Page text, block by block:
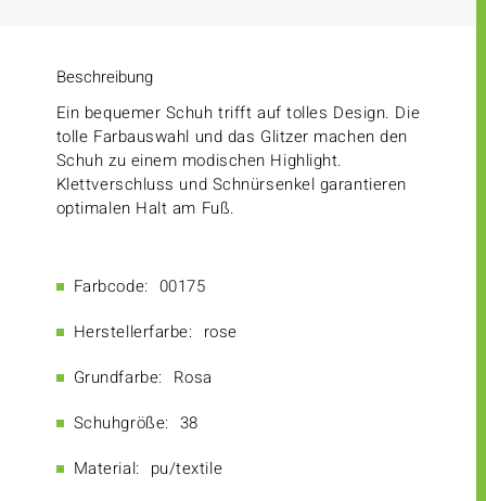
Beschreibung
Ein bequemer Schuh trifft auf tolles Design. Die
tolle Farbauswahl und das Glitzer machen den
Schuh zu einem modischen Highlight.
Klettverschluss und Schnürsenkel garantieren
optimalen Halt am Fuß.
Farbcode: 00175
Herstellerfarbe: rose
Grundfarbe: Rosa
Schuhgröße: 38
Material: pu/textile